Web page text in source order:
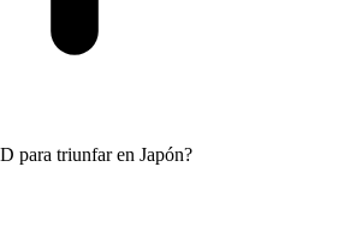
para triunfar en Japón?